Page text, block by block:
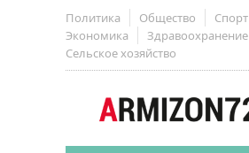
Политика Общество
Спорт
Экономика
Здравоохранение
Сельское хозяйство